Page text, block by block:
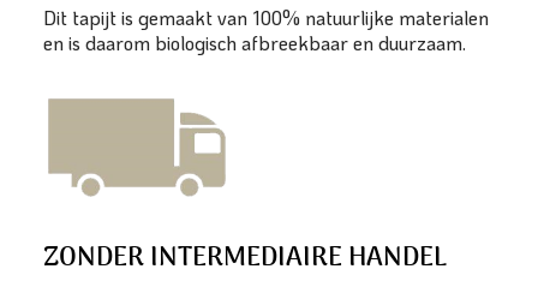
Dit tapijt is gemaakt van 100% natuurlijke materialen
en is daarom biologisch afbreekbaar en duurzaam.
ZONDER INTERMEDIAIRE HANDEL